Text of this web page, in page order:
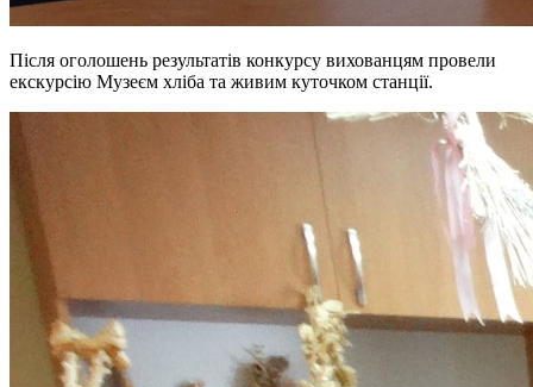
Після оголошень результатів конкурсу вихованцям провели
екскурсію Музеєм хліба та живим куточком станції.